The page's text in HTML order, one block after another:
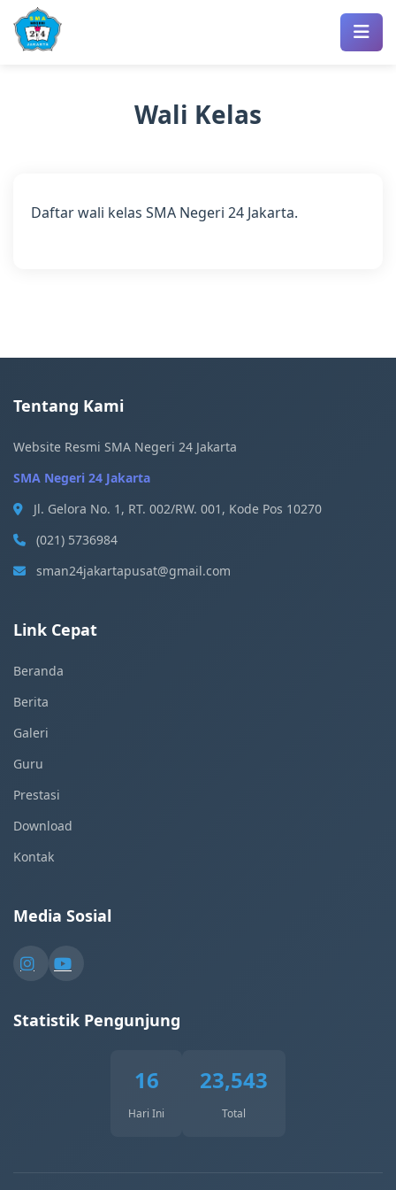
Wali Kelas
Daftar wali kelas SMA Negeri 24 Jakarta.
Tentang Kami
Website Resmi SMA Negeri 24 Jakarta
SMA Negeri 24 Jakarta
Jl. Gelora No. 1, RT. 002/RW. 001, Kode Pos 10270
(021) 5736984
sman24jakartapusat@gmail.com
Link Cepat
Beranda
Berita
Galeri
Guru
Prestasi
Download
Kontak
Media Sosial
Statistik Pengunjung
16
Hari Ini
23,543
Total